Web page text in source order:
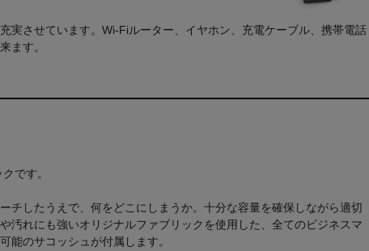
実させています。Wi-Fiルーター、イヤホン、充電ケーブル、携帯電話
ます。
です。
チしたうえで、何をどこにしまうか。十分な容量を確保しながら適切
汚れにも強いオリジナルファブリックを使用した、全てのビジネスマ
能のサコッシュが付属します。